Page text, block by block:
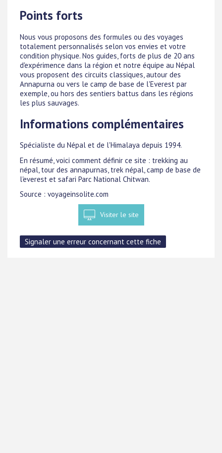
Points forts
Nous vous proposons des formules ou des voyages
totalement personnalisés selon vos envies et votre
condition physique. Nos guides, forts de plus de 20 ans
d'expérimence dans la région et notre équipe au Népal
vous proposent des circuits classiques, autour des
Annapurna ou vers le camp de base de l'Everest par
exemple, ou hors des sentiers battus dans les régions
les plus sauvages.
Informations complémentaires
Spécialiste du Népal et de l'Himalaya depuis 1994.
En résumé, voici comment définir ce site : trekking au
népal, tour des annapurnas, trek népal, camp de base de
l'everest et safari Parc National ​Chitwan.
Source : voyageinsolite.com
Visiter le site